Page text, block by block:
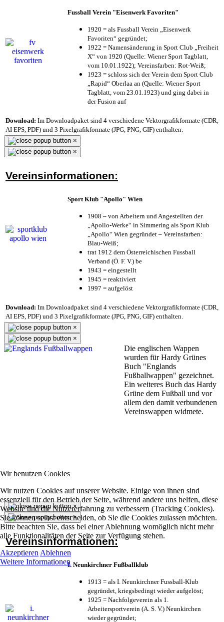
Wir benutzen Cookies
Wir nutzen Cookies auf unserer Website. Einige von ihnen sind
essenziell für den Betrieb der Seite, während andere uns helfen, diese
Website und die Nutzererfahrung zu verbessern (Tracking Cookies).
Sie können selbst entscheiden, ob Sie die Cookies zulassen möchten.
Bitte beachten Sie, dass bei einer Ablehnung womöglich nicht mehr
alle Funktionalitäten der Seite zur Verfügung stehen.
Akzeptieren Ablehnen
Weitere Informationen
Fussball Verein "Eisenwerk Favoriten"
1920 = als Fussball Verein „Eisenwerk
Favoriten“ gegründet;
1922 = Namensänderung in Sport Club „Freiheit
X“ von 1920 (Quelle: Wiener Sport Tagblatt,
vom 10.01.1922); Vereinsfarben: Rot-Weiß;
1923 = schloss sich der Verein dem Sport Club
„Rapid“ Oberlaa an (Quelle: Wiener Sport
Tagblatt, vom 23.01.1923) und ging dabei in
der Fusion auf
Download: Im Downloadpaket sind 4 verschiedene Vektorgrafikformate (CDR,
AI EPS, PDF) und 3 Pixelgrafikformate (JPG, PNG, GIF) enthalten.
×
×
Vereinsinformationen:
Sport Klub "Apollo" Wien
1908 – von Arbeitern und Angestellten der
„Apollo-Werke“ in Simmering als Sport Klub
„Apollo“ Wien gegründet – Vereinsfarben:
Blau-Weiß;
trat 1912 dem Österreichischen Fussball
Verband (Ö. F. V.) be
1943 = eingestellt
1945 = reaktiviert
1997 = aufgelöst
Download: Im Downloadpaket sind 4 verschiedene Vektorgrafikformate (CDR,
AI EPS, PDF) und 3 Pixelgrafikformate (JPG, PNG, GIF) enthalten.
×
×
Die englischen Wappen
wurden für Hardy Grünes
Buch "Englands
Fußballwappen" gezeichnet.
Ein weiteres Buch das Hardy
Grüne dem Fußball und vor
allem den damit verbundenen
Vereinswappen widmete.
×
×
Vereinsinformationen:
I. Neunkirchner Fußballklub
1913 = als I. Neunkirchner Fussball-Klub
gegründet, kriegsbedingt wieder aufgelöst;
1925 = Nachfolgeverein als 1.
Arbeitersportverein (A. S. V.) Neunkirchen
wieder gegründet;